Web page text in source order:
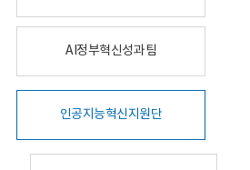
AI정부혁신성과팀
인공지능혁신지원단